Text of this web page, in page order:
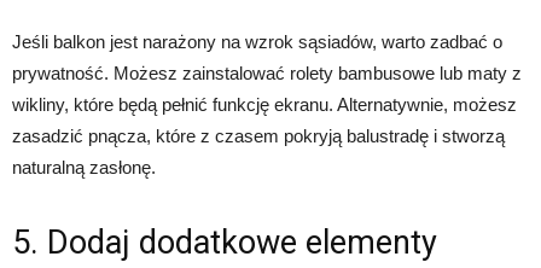
Jeśli balkon jest narażony na wzrok sąsiadów, warto zadbać o
prywatność. Możesz zainstalować rolety bambusowe lub maty z
wikliny, które będą pełnić funkcję ekranu. Alternatywnie, możesz
zasadzić pnącza, które z czasem pokryją balustradę i stworzą
naturalną zasłonę.
5. Dodaj dodatkowe elementy